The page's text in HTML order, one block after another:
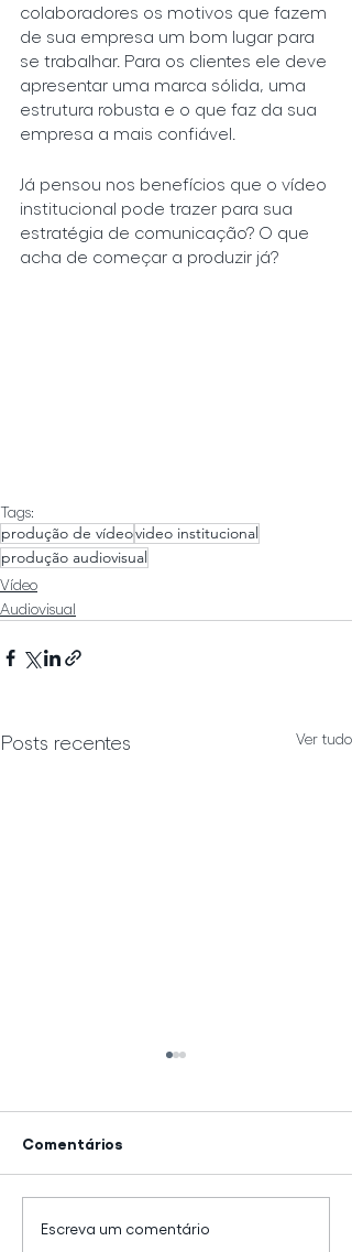
colaboradores os motivos que fazem
de sua empresa um bom lugar para
se trabalhar. Para os clientes ele deve
apresentar uma marca sólida, uma
estrutura robusta e o que faz da sua
empresa a mais confiável.
Já pensou nos benefícios que o vídeo
institucional pode trazer para sua
estratégia de comunicação? O que
acha de começar a produzir já?
Tags:
produção de vídeovideo institucional
produção audiovisual
Vídeo
Audiovisual
Posts recentes Ver tudo
Como vender mais e
Comentários
Escreva um comentário